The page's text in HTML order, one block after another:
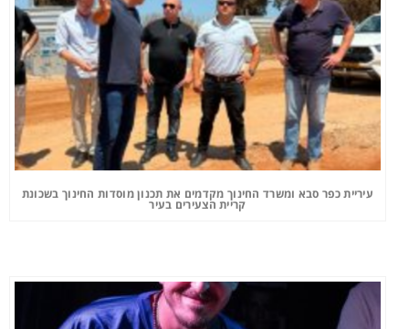
עיריית כפר סבא ומשרד החינוך מקדמים את תכנון מוסדות החינוך בשכונת
קריית הצעירים בעיר